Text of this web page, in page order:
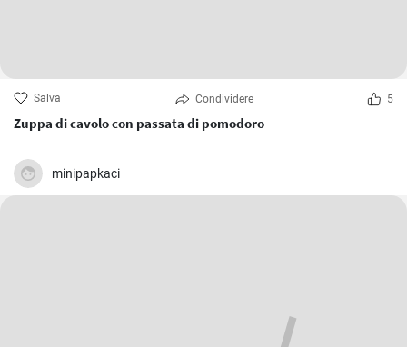
Salva Condividere 5
Zuppa di cavolo con passata di pomodoro
minipapkaci